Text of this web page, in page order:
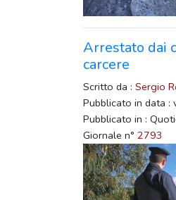
Arrestato dai
carcere
Scritto da : Sergio
Pubblicato in data :
Pubblicato in :
Giornale n° 2793